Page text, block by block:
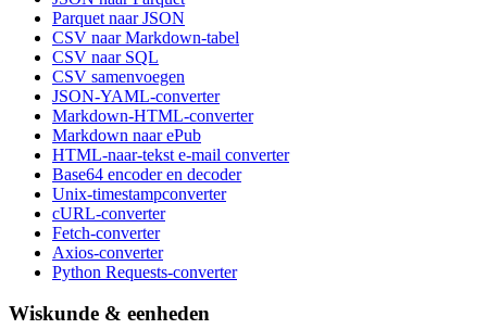
Parquet naar JSON
CSV naar Markdown-tabel
CSV naar SQL
CSV samenvoegen
JSON-YAML-converter
Markdown-HTML-converter
Markdown naar ePub
HTML-naar-tekst e-mail converter
Base64 encoder en decoder
Unix-timestampconverter
cURL-converter
Fetch-converter
Axios-converter
Python Requests-converter
Wiskunde & eenheden